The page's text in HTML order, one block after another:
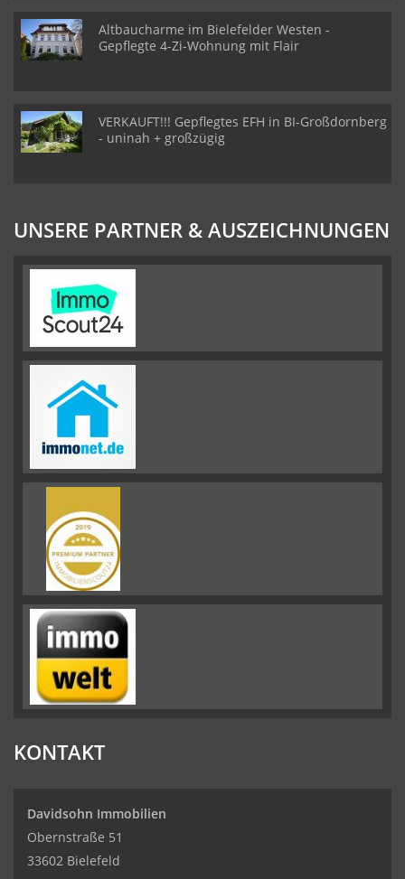
Altbaucharme im Bielefelder Westen -
Gepflegte 4-Zi-Wohnung mit Flair
VERKAUFT!!! Gepflegtes EFH in BI-Großdornberg
- uninah + großzügig
UNSERE PARTNER & AUSZEICHNUNGEN
KONTAKT
Davidsohn Immobilien
Obernstraße 51
33602 Bielefeld